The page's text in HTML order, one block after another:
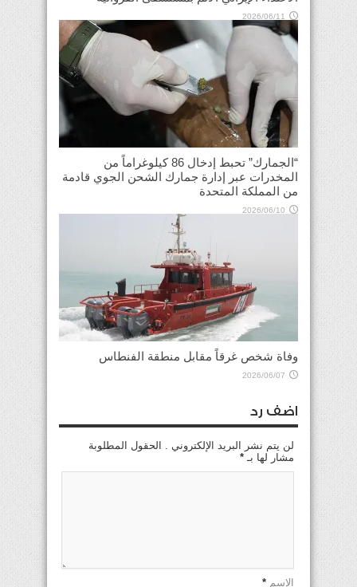
2026/06/11
“الجمارك” تحبط إدخال 86 كيلوغراماً من
المخدرات عبر إدارة جمارك الشحن الجوي قادمة
من المملكة المتحدة
2026/06/10
وفاة شخص غرقاً مقابل منطقة الفنطاس
2026/06/07
اضف رد
لن يتم نشر البريد الإلكتروني . الحقول المطلوبة
مشار لها بـ *
الإسم *